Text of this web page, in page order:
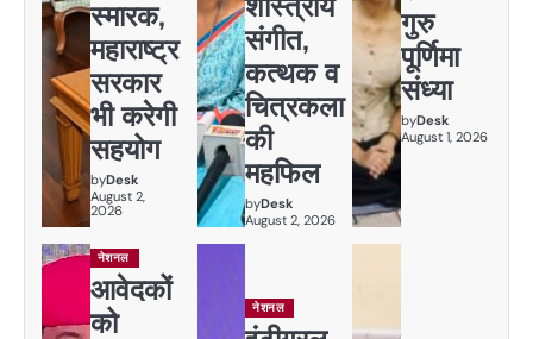
स्मारक,
महाराष्ट्र
सरकार
भी करेगी
सहयोग
byDesk
August 2,
2026
संगीत,
कत्थक व
चित्रकला
की
महफिल
byDesk
August 2, 2026
गुरु
पूर्णिमा
संध्या
byDesk
August 1, 2026
नेशनल
आवेदकों
को
नेशनल